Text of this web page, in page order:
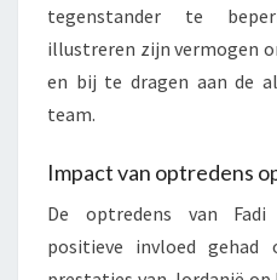
tegenstander te
illustreren zijn vermogen
en bij te dragen aan de
team.
Impact van optredens
De optredens van
positieve invloed gehad